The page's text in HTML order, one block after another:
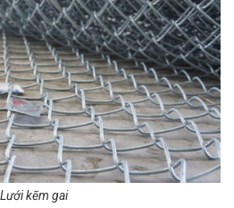
Lưới kẽm gai